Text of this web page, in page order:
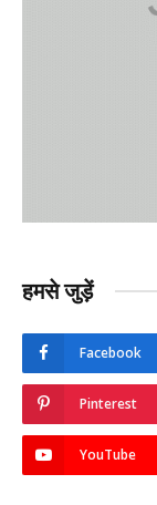
हमसे जुड़ें
Facebook
Pinterest
YouTube